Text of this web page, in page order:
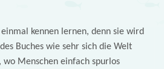
kennen lernen, denn sie wird
Buches wie sehr sich die Welt
Menschen einfach spurlos